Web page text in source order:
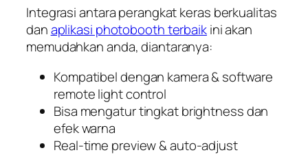
Integrasi antara perangkat keras berkualitas
danaplikasi photobooth terbaikini akan
memudahkan anda, diantaranya:
Kompatibel dengan kamera & software
remote light control
Bisa mengatur tingkat brightness dan
efek warna
Real-time preview & auto-adjust